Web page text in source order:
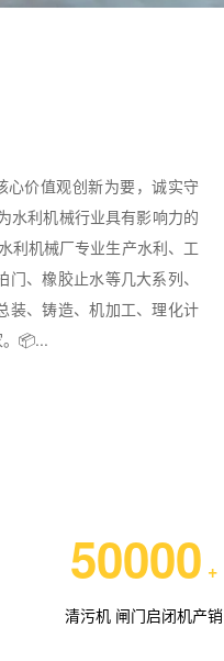
心价值观创新为要，诚实守
水利机械行业具有影响力的
利机械厂专业生产水利、工
、橡胶止水等几大系列、
装、铸造、机加工、理化计
📦...
50000 +
清污机 闸门启闭机产销